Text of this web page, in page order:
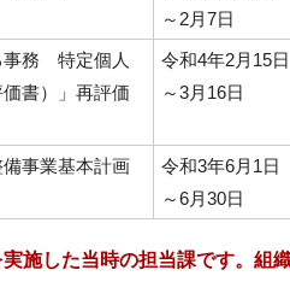
～2月7日
事務 特定個人
書）」再評価
令和4年2月15日
～3月16日
備事業基本計画
令和3年6月1日
～6月30日
施した当時の担当課です。組